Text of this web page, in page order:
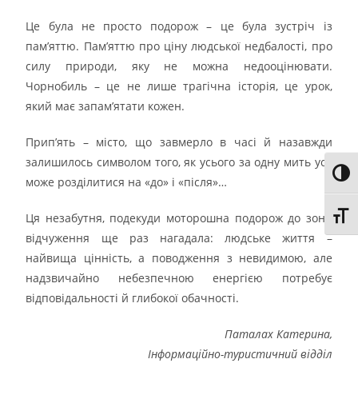
Це була не просто подорож – це була зустріч із
пам’яттю. Пам’яттю про ціну людської недбалості, про
силу природи, яку не можна недооцінювати.
Чорнобиль – це не лише трагічна історія, це урок,
який має запам’ятати кожен.
Прип’ять – місто, що завмерло в часі й назавжди
залишилось символом того, як усього за одну мить усе
може розділитися на «до» і «після»…
Ця незабутня, подекуди моторошна подорож до зони
відчуження ще раз нагадала: людське життя –
найвища цінність, а поводження з невидимою, але
надзвичайно небезпечною енергією потребує
відповідальності й глибокої обачності.
Паталах Катерина,
Інформаційно-туристичний відділ